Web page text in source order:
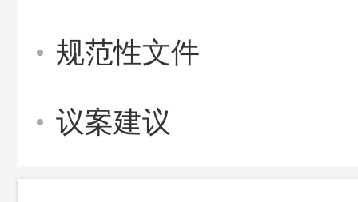
规范性文件
议案建议